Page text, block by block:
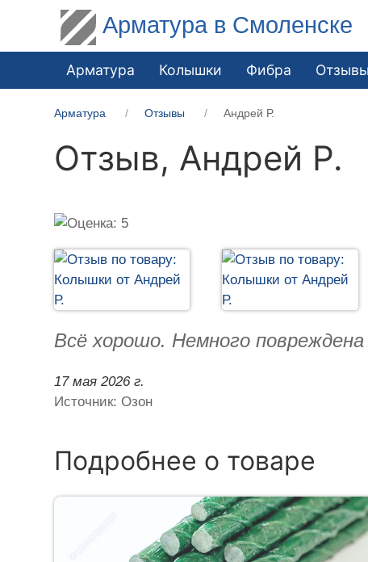
Арматура в Смоленске
Арматура Колышки Фибра Отзывы
Арматура Отзывы Андрей Р.
Отзыв, Андрей Р.
Всё хорошо. Немного
17 мая 2026 г.
Источник: Озон
Подробнее о товаре